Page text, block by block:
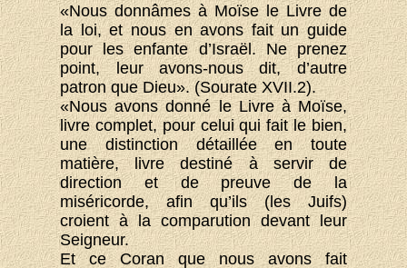
«Nous donnâmes à Moïse le Livre de
la loi, et nous en avons fait un guide
pour les enfante d’Israël. Ne prenez
point, leur avons-nous dit, d’autre
patron que Dieu». (Sourate XVII.2).
«Nous avons donné le Livre à Moïse,
livre complet, pour celui qui fait le bien,
une distinction détaillée en toute
matière, livre destiné à servir de
direction et de preuve de la
miséricorde, afin qu’ils (les Juifs)
croient à la comparution devant leur
Seigneur.
Et ce Coran que nous avons fait